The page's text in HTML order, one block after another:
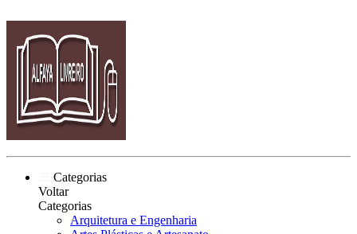
Categorias
Voltar
Categorias
Arquitetura e Engenharia